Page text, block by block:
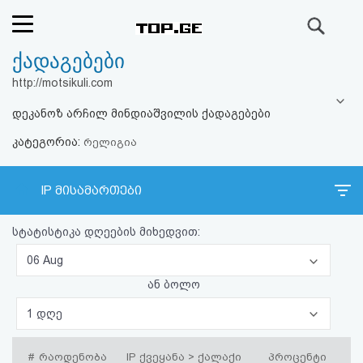
რეიტინგი
ფოსტა
კითხვა-
პასუხი
ავტორიზაცია
რეგისტრაცია
ქადაგებები
http://motsikuli.com
დეკანოზ არჩილ მინდიაშვილის ქადაგებები
კატეგორია: რელიგია
IP მისამართები
სტატისტიკა დღეების მიხედვით:
06 Aug
ან ბოლო
1 დღე
# რაოდენობა IP ქვეყანა > ქალაქი პროცენტი